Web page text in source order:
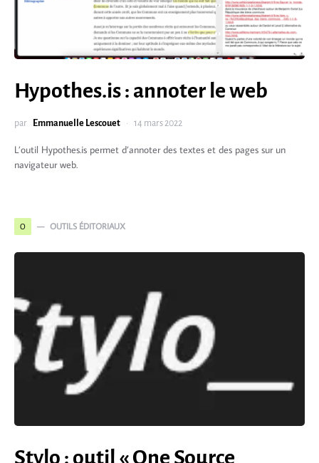
Hypothes.is : annoter le web
par Emmanuelle Lescouet 14 mars 2022
L’outil Hypothes.is permet d’annoter des textes et des pages sur un
navigateur web.
O OUTILS ÉDITORIAUX
Stylo : outil « One Source